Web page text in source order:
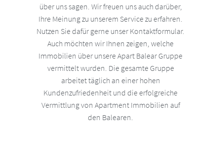
über uns sagen. Wir freuen uns auch darüber,
Ihre Meinung zu unserem Service zu erfahren.
Nutzen Sie dafür gerne unser Kontaktformular.
Auch möchten wir Ihnen zeigen, welche
Immobilien über unsere Apart Balear Gruppe
vermittelt wurden. Die gesamte Gruppe
arbeitet täglich an einer hohen
Kundenzufriedenheit und die erfolgreiche
Vermittlung von Apartment Immobilien auf
den Balearen.